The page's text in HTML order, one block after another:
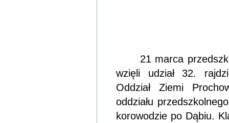
21 marca
wzięli udział 32.
Oddział Ziemi
oddziału
korowodzie po Dąbiu.